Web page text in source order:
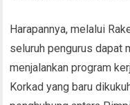
Harapannya, melalui
seluruh pengurus dapat
menjalankan program
Korkad yang baru